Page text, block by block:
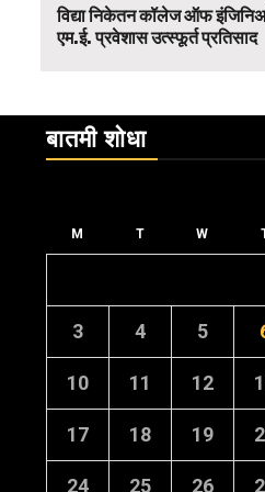
विद्या निकेतन कॉलेज ऑफ
एम.ई. प्रवेशास उत्स्फूर्त प्रतिसाद
बातमी शोधा
M T W
3 4 5
10 11 12
17 18 19
24 25 26